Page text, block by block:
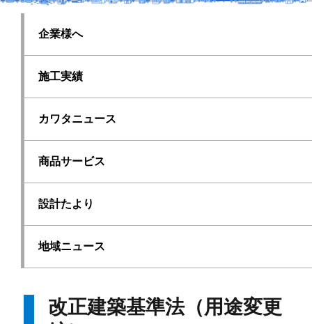
企業様へ
施工実績
カワタニュース
商品サービス
設計たより
地域ニュース
改正建築基準法（用途変更